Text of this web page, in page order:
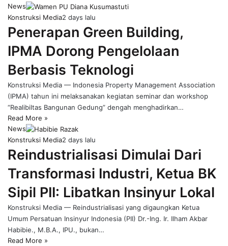
News
Konstruksi Media2 days lalu
Penerapan Green Building,
IPMA Dorong Pengelolaan
Berbasis Teknologi
Konstruksi Media — Indonesia Property Management Association
(IPMA) tahun ini melaksanakan kegiatan seminar dan workshop
“Realibiltas Bangunan Gedung” dengah menghadirkan…
Read More »
News
Konstruksi Media2 days lalu
Reindustrialisasi Dimulai Dari
Transformasi Industri, Ketua BK
Sipil PII: Libatkan Insinyur Lokal
Konstruksi Media — Reindustrialisasi yang digaungkan Ketua
Umum Persatuan Insinyur Indonesia (PII) Dr.-Ing. Ir. Ilham Akbar
Habibie., M.B.A., IPU., bukan…
Read More »